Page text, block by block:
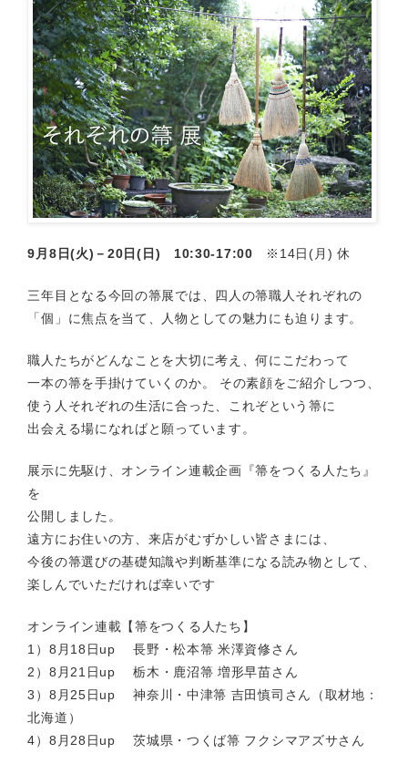
9月8日(火)－20日(日) 10:30-17:00 ※14日(月) 休
三年目となる今回の箒展では、四人の箒職人それぞれの
「個」に焦点を当て、人物としての魅力にも迫ります。
職人たちがどんなことを大切に考え、何にこだわって
一本の箒を手掛けていくのか。 その素顔をご紹介しつつ、
使う人それぞれの生活に合った、これぞという箒に
出会える場になればと願っています。
展示に先駆け、オンライン連載企画『箒をつくる人たち』
を
公開しました。
遠方にお住いの方、来店がむずかしい皆さまには、
今後の箒選びの基礎知識や判断基準になる読み物として、
楽しんでいただければ幸いです
オンライン連載【箒をつくる人たち】
1） 8月18日up 長野・松本箒 米澤資修さん
2） 8月21日up 栃木・鹿沼箒 増形早苗さん
3） 8月25日up 神奈川・中津箒 吉田慎司さん（取材地：
北海道）
4） 8月28日up 茨城県・つくば箒 フクシマアズサさん